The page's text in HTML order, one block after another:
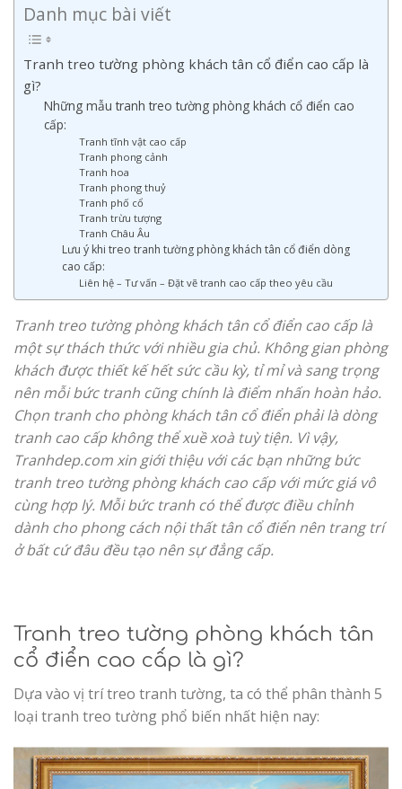
Danh mục bài viết
Tranh treo tường phòng khách tân cổ điển cao cấp là
gì?
Những mẫu tranh treo tường phòng khách cổ điển cao
cấp:
Tranh tĩnh vật cao cấp
Tranh phong cảnh
Tranh hoa
Tranh phong thuỷ
Tranh phố cổ
Tranh trừu tượng
Tranh Châu Âu
Lưu ý khi treo tranh tường phòng khách tân cổ điển dòng
cao cấp:
Liên hệ – Tư vấn – Đặt vẽ tranh cao cấp theo yêu cầu
Tranh treo tường phòng khách tân cổ điển cao cấp là
một sự thách thức với nhiều gia chủ. Không gian phòng
khách được thiết kế hết sức cầu kỳ, tỉ mỉ và sang trọng
nên mỗi bức tranh cũng chính là điểm nhấn hoàn hảo.
Chọn tranh cho phòng khách tân cổ điển phải là dòng
tranh cao cấp không thể xuề xoà tuỳ tiện. Vì vậy,
Tranhdep.com xin giới thiệu với các bạn những bức
tranh treo tường phòng khách cao cấp với mức giá vô
cùng hợp lý. Mỗi bức tranh có thể được điều chỉnh
dành cho phong cách nội thất tân cổ điển nên trang trí
ở bất cứ đâu đều tạo nên sự đẳng cấp.
Tranh treo tường phòng khách tân
cổ điển cao cấp là gì?
Dựa vào vị trí treo tranh tường, ta có thể phân thành 5
loại tranh treo tường phổ biến nhất hiện nay: